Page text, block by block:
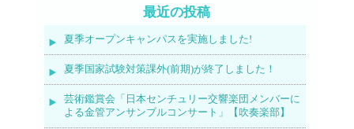
最近の投稿
夏季オープンキャンパスを実施しました!
夏季国家試験対策課外(前期)が終了しました！
芸術鑑賞会「日本センチュリー交響楽団メンバーに
よる金管アンサンブルコンサート」【吹奏楽部】